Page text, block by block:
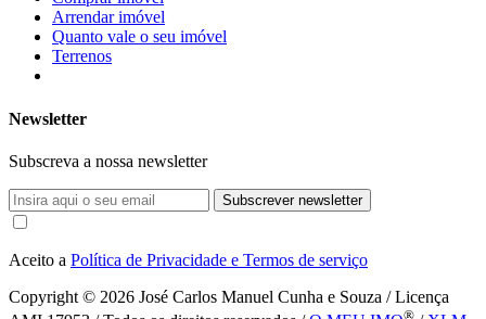
Arrendar imóvel
Quanto vale o seu imóvel
Terrenos
Newsletter
Subscreva a nossa newsletter
Subscrever newsletter
Aceito a Política de Privacidade e Termos de serviço
Copyright © 2026 José Carlos Manuel Cunha e Souza / Licença
®